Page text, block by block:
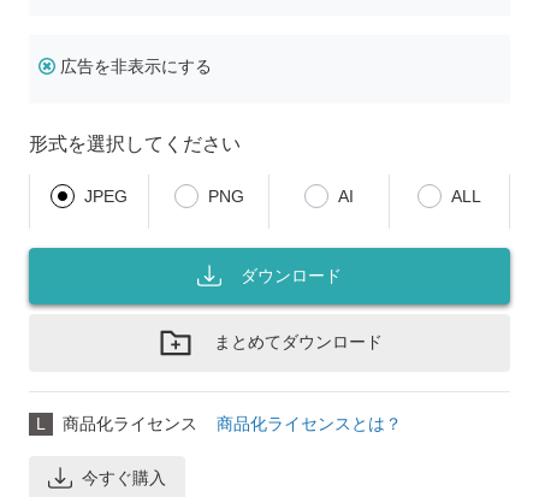
広告を非表示にする
形式を選択してください
JPEG PNG AI ALL
ダウンロード
まとめてダウンロード
L 商品化ライセンス 商品化ライセンスとは？
今すぐ購入